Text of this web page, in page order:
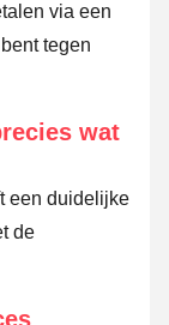
via een
tegen
wat
een duidelijke
de